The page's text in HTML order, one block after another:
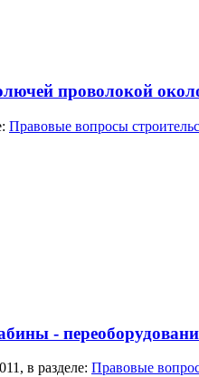
проволокой
Правовые вопросы
-
, в разделе: Правовые